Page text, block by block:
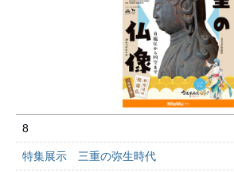
8
特集展示 三重の弥生時代